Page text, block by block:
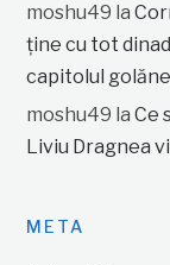
moshu49 la
ține cu tot
capitolul
moshu49 laCe
Liviu Dragnea
META